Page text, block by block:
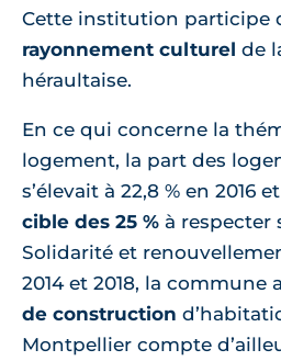
Cette institution participe
rayonnement culturel de
héraultaise.
En ce qui concerne la
logement, la part des
s’élevait à 22,8 % en 2016 et
cible des 25 % à respecter
Solidarité et
2014 et 2018, la commune a
de construction
Montpellier compte